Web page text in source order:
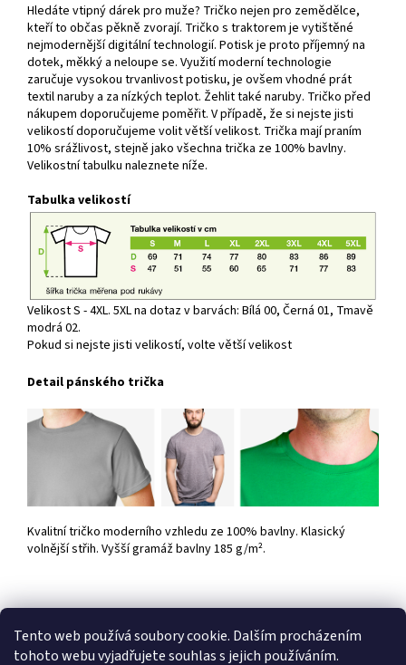
Tento web používá soubory cookie. Dalším procházením
tohoto webu vyjadřujete souhlas s jejich používáním.
Hledáte vtipný dárek pro muže? Tričko nejen pro zemědělce,
kteří to občas pěkně zvorají. Tričko s traktorem je vytištěné
nejmodernější digitální technologií. Potisk je proto příjemný na
dotek, měkký a neloupe se. Využití moderní technologie
zaručuje vysokou trvanlivost potisku, je ovšem vhodné prát
textil naruby a za nízkých teplot. Žehlit také naruby. Tričko před
nákupem doporučujeme poměřit. V případě, že si nejste jisti
velikostí doporučujeme volit větší velikost. Trička mají praním
10% srážlivost, stejně jako všechna trička ze 100% bavlny.
Velikostní tabulku naleznete níže.
Tabulka velikostí
Velikost S - 4XL. 5XL na dotaz v barvách: Bílá 00, Černá 01, Tmavě
modrá 02.
Pokud si nejste jisti velikostí, volte větší velikost
Detail pánského trička
Kvalitní tričko moderního vzhledu ze 100% bavlny. Klasický
volnější střih. Vyšší gramáž bavlny 185 g/m².